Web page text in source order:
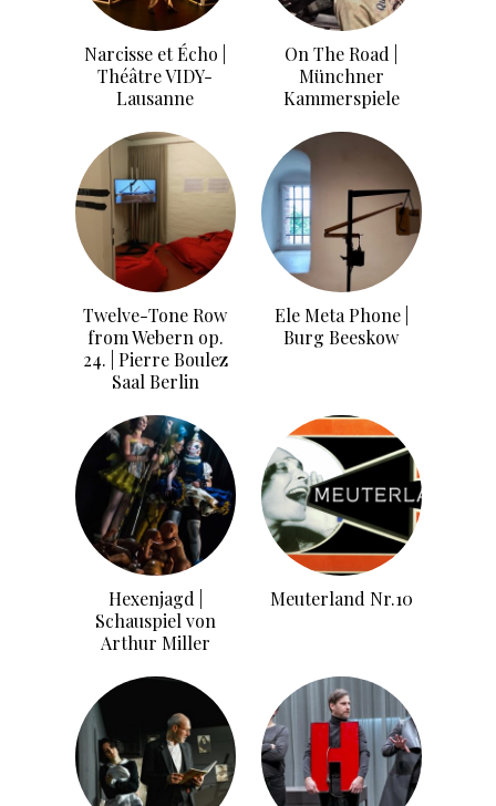
Narcisse et Écho |
Théâtre VIDY-
Lausanne
On The Road |
Münchner
Kammerspiele
Twelve-Tone Row
from Webern op.
24. | Pierre Boulez
Saal Berlin
Ele Meta Phone |
Burg Beeskow
Hexenjagd |
Schauspiel von
Arthur Miller
Meuterland Nr.10